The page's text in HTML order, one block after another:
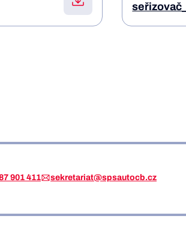
901 411 sekretariat@spsautocb.cz